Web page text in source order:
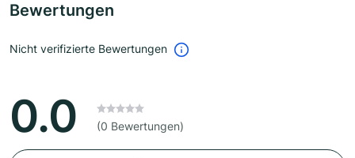
Bewertungen
Nicht verifizierte Bewertungen
0.0 (0 Bewertungen)